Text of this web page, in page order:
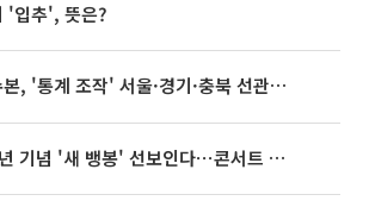
'입추', 뜻은?
'통계 조작' 서울·경기·충북 선관위 등 추가 압수수색
빅뱅, 20주년 기념 '새 뱅봉' 선보인다⋯콘서트 앞두고 팝업 개최